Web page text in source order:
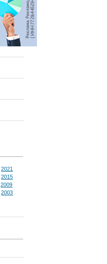
2021
2015
2009
2003